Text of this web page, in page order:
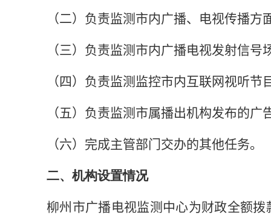
（二） 负责监测市内广播、电视传播方
（三） 负责监测市内广播电视发射信号
（四） 负责监测监控市内互联网视听节
（五） 负责监测市属播出机构发布的广
（六） 完成主管部门交办的其他任务。
二、机构设置情况
柳州市广播电视监测中心为财政全额